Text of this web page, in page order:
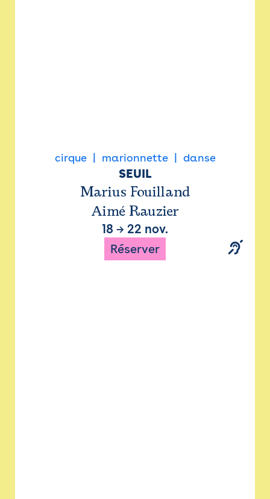
cirque marionnette danse
SEUIL
Marius Fouilland
Aimé Rauzier
18 → 22 nov.
Réserver